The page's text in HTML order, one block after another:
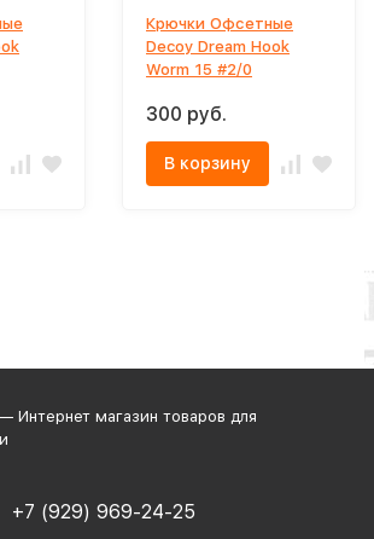
Крючки Офсетные
Decoy Dream Hook
Worm 15 #2/0
300 руб.
В корзину
Интернет магазин товаров для
+7 (929) 969-24-25